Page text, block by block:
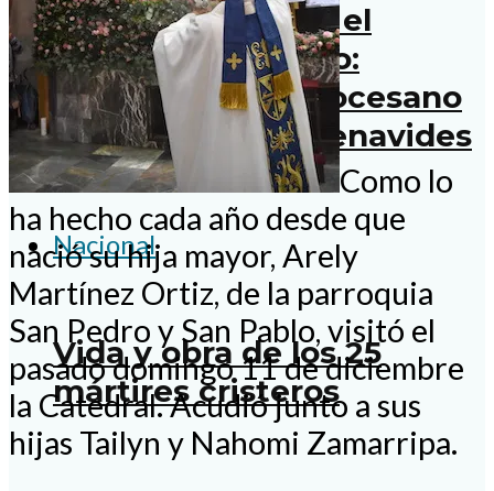
Perseveremos en el
camino ya iniciado:
Administrador Diocesano
Pbro. Armando Benavides
Romero
Nacional
Vida y obra de los 25
mártires cristeros
Como lo
ha hecho cada año desde que
nació su hija mayor, Arely
Martínez Ortiz, de la parroquia
San Pedro y San Pablo, visitó el
pasado domingo 11 de diciembre
la Catedral. Acudió junto a sus
hijas Tailyn y Nahomi Zamarripa.